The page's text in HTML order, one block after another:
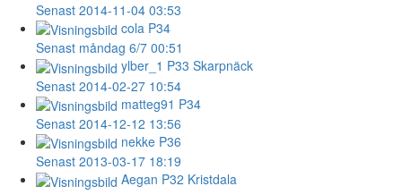
Senast 2014-11-04 03:53
cola P34
Senast måndag 6/7 00:51
ylber_1 P33 Skarpnäck
Senast 2014-02-27 10:54
matteg91 P34
Senast 2014-12-12 13:56
nekke P36
Senast 2013-03-17 18:19
Aegan P32 Kristdala